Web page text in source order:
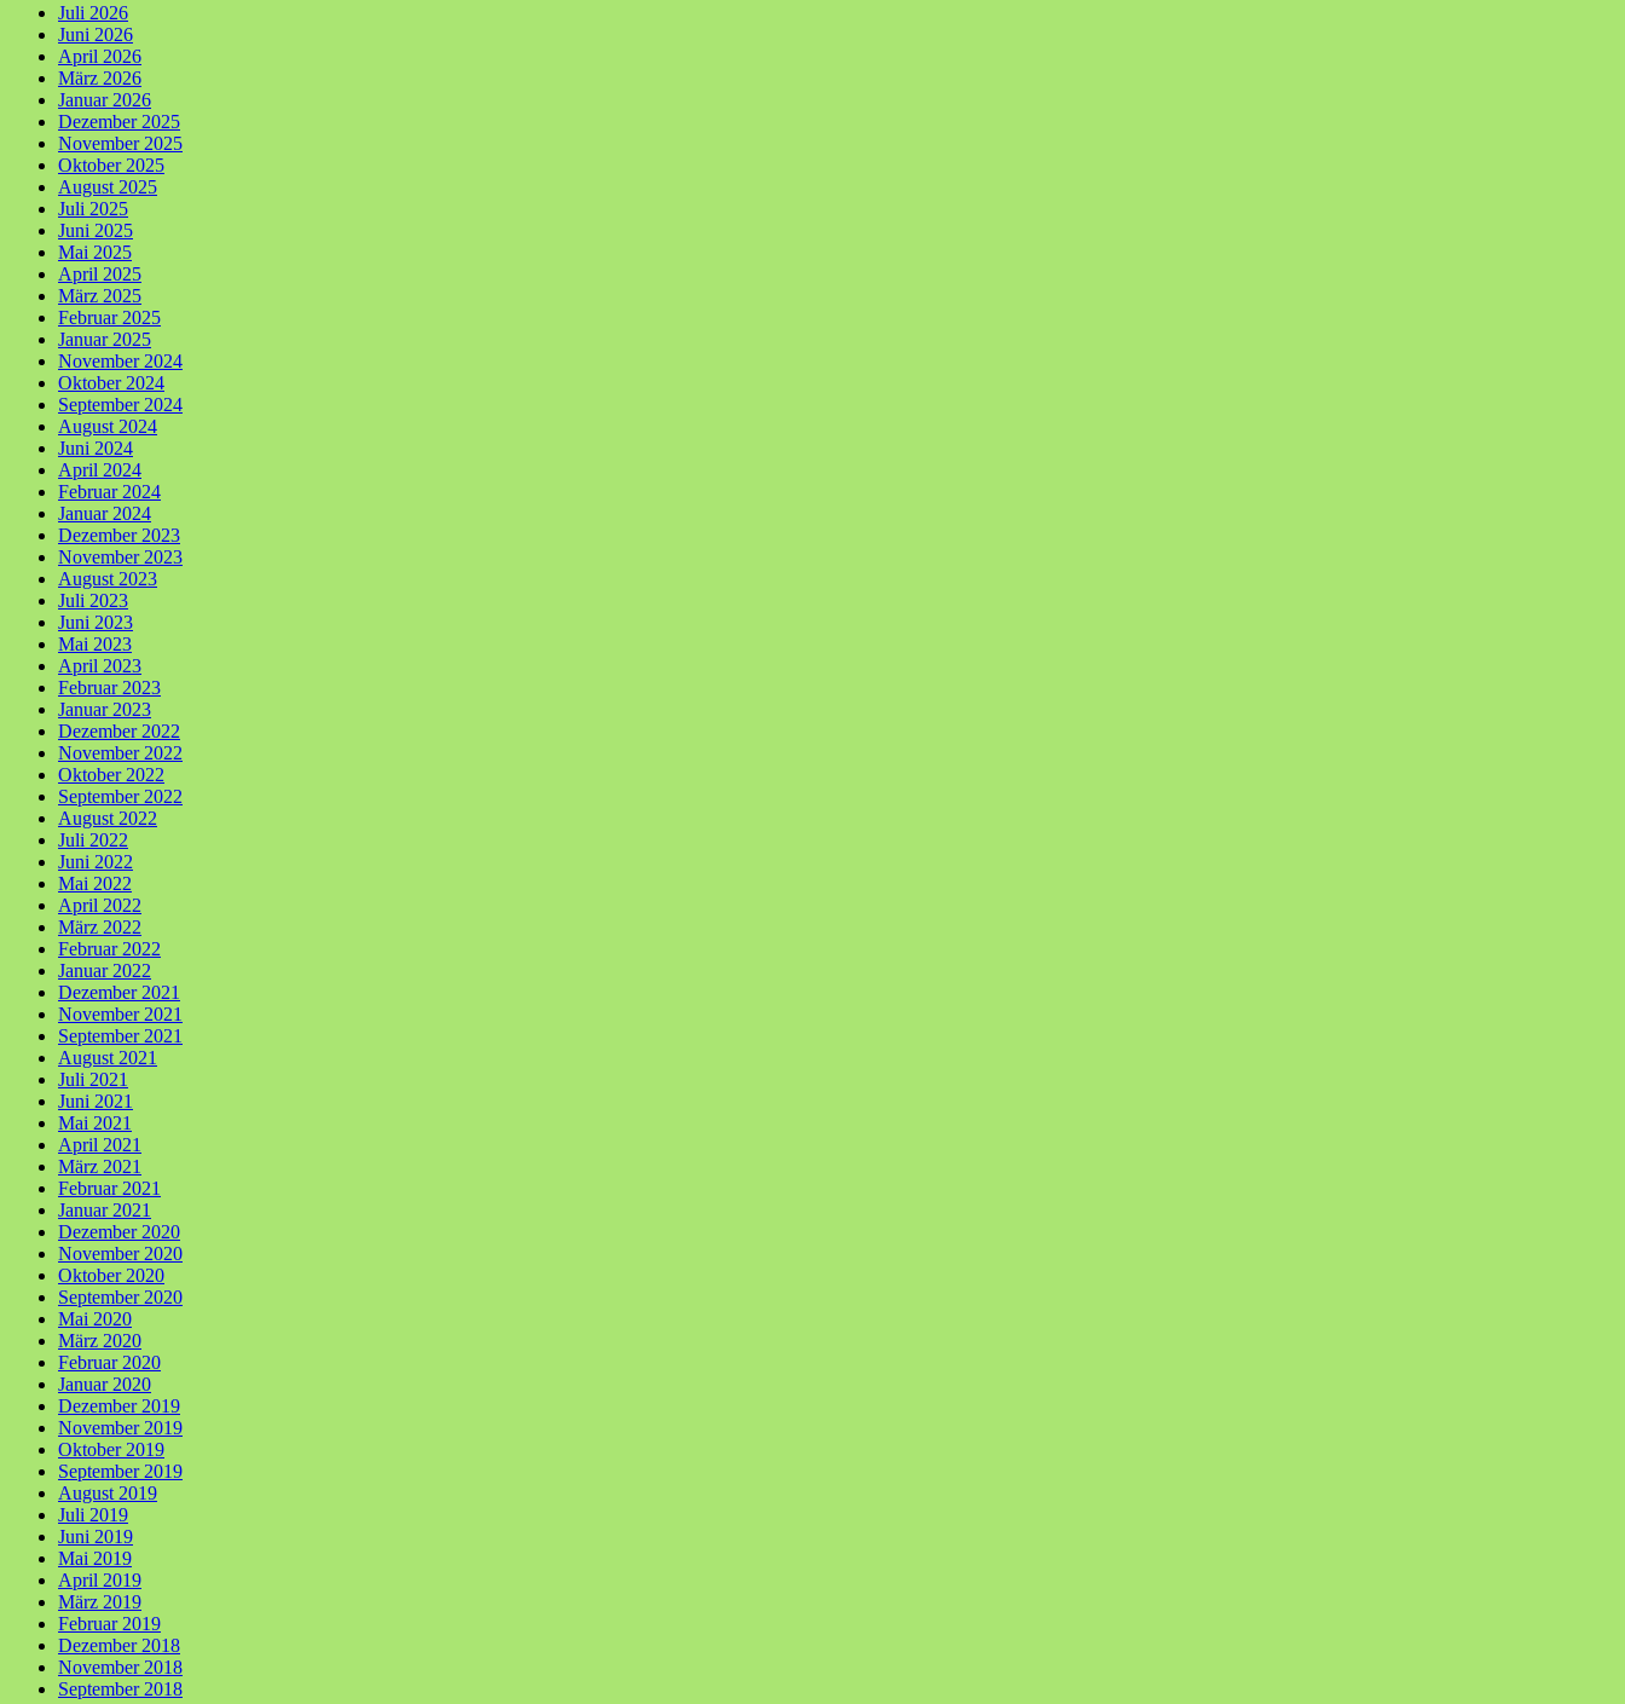
Juli 2026
Juni 2026
April 2026
März 2026
Januar 2026
Dezember 2025
November 2025
Oktober 2025
August 2025
Juli 2025
Juni 2025
Mai 2025
April 2025
März 2025
Februar 2025
Januar 2025
November 2024
Oktober 2024
September 2024
August 2024
Juni 2024
April 2024
Februar 2024
Januar 2024
Dezember 2023
November 2023
August 2023
Juli 2023
Juni 2023
Mai 2023
April 2023
Februar 2023
Januar 2023
Dezember 2022
November 2022
Oktober 2022
September 2022
August 2022
Juli 2022
Juni 2022
Mai 2022
April 2022
März 2022
Februar 2022
Januar 2022
Dezember 2021
November 2021
September 2021
August 2021
Juli 2021
Juni 2021
Mai 2021
April 2021
März 2021
Februar 2021
Januar 2021
Dezember 2020
November 2020
Oktober 2020
September 2020
Mai 2020
März 2020
Februar 2020
Januar 2020
Dezember 2019
November 2019
Oktober 2019
September 2019
August 2019
Juli 2019
Juni 2019
Mai 2019
April 2019
März 2019
Februar 2019
Dezember 2018
November 2018
September 2018